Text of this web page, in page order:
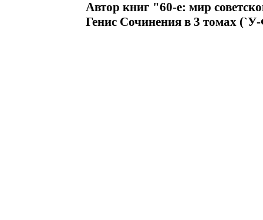
Автор книг "60-е: мир
Генис Сочинения в 3 томах